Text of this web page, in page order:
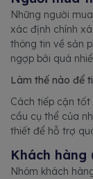
Những người
xác định chính
thông tin về sản
ngợp bởi quá
Làm thế nào để
Cách tiếp cận
cầu cụ thể của
thiết để hỗ trợ
Khách
Nhóm khách